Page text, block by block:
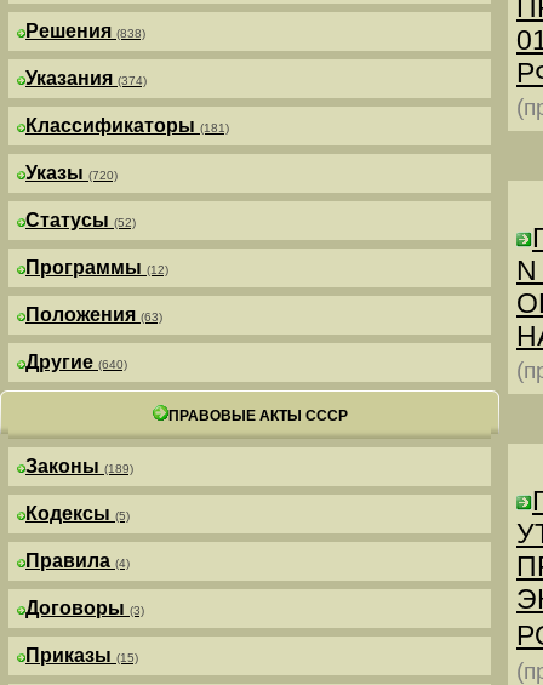
Решения (838)
Указания (374)
Классификаторы (181)
Указы (720)
Статусы (52)
Программы (12)
Положения (63)
Другие (640)
ПРАВОВЫЕ АКТЫ СССР
Законы (189)
Кодексы (5)
Правила (4)
Договоры (3)
Приказы (15)